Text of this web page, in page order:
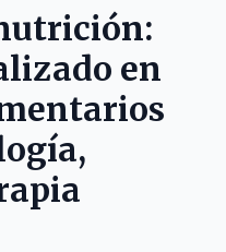
une psicología,
y terapia corporal
en